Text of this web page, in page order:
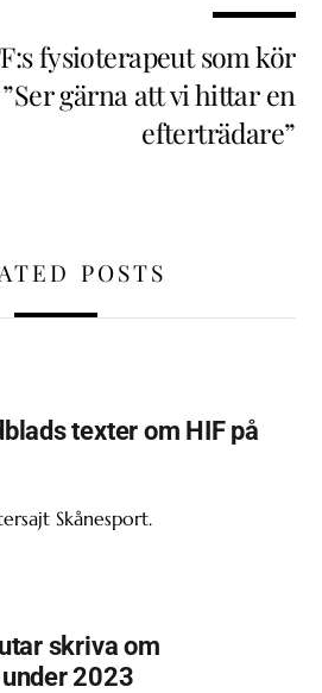
fysioterapeut som kör
gärna att vi hittar en
efterträdare”
POSTS
texter om HIF på
Skånesport.
skriva om
2023